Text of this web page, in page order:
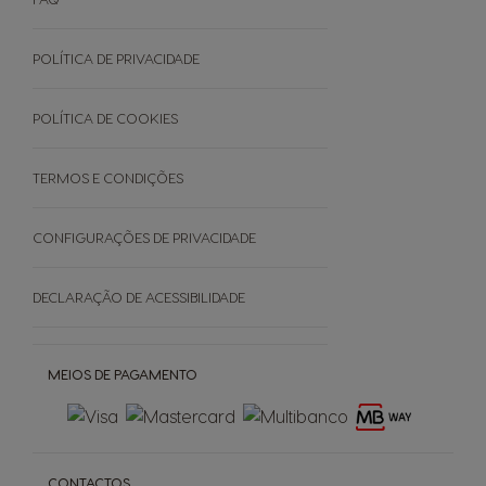
EVENTOS
Black Friday
Garantias
Promoções
SOBRE
Cápsulas Castanhas
MEIOS DE PAGAMENTO
CONTACTOS
POLÍTICA DE PRIVACIDADE
POLÍTICA DE COOKIES
TERMOS E CONDIÇÕES
CONFIGURAÇÕES DE PRIVACIDADE
DECLARAÇÃO DE ACESSIBILIDADE